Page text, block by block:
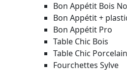
Bon Appétit Bois
Bon Appétit +
Bon Appétit Pro
Table Chic Bois
Table Chic
Fourchettes Sylve